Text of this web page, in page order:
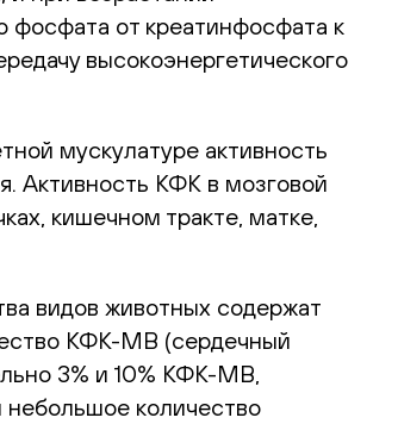
фосфата от креатинфосфата к
высокоэнергетического
мускулатуре активность
Активность КФК в мозговой
кишечном тракте, матке,
видов животных содержат
КФК-MB (сердечный
3% и 10% КФК-МВ,
количество